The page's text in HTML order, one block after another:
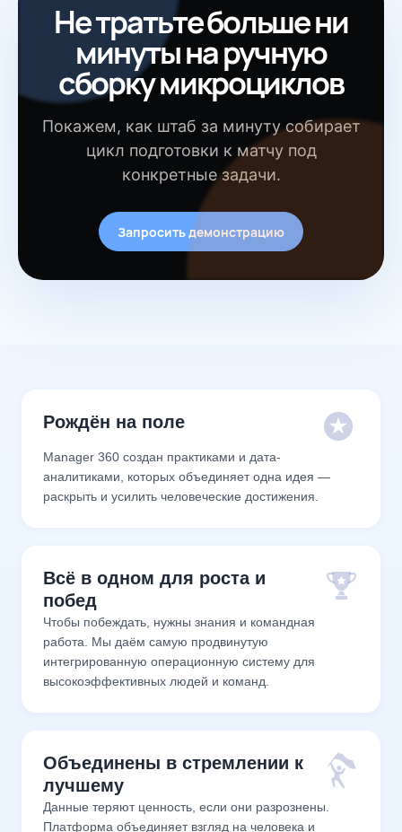
Не тратьте больше ни
минуты на ручную
сборку микроциклов
Покажем, как штаб за минуту собирает
цикл подготовки к матчу под
конкретные задачи.
Запросить демонстрацию
Рождён на поле
Manager 360 создан практиками и дата-
аналитиками, которых объединяет одна идея —
раскрыть и усилить человеческие достижения.
Всё в одном для роста и
побед
Чтобы побеждать, нужны знания и командная
работа. Мы даём самую продвинутую
интегрированную операционную систему для
высокоэффективных людей и команд.
Объединены в стремлении к
лучшему
Данные теряют ценность, если они разрознены.
Платформа объединяет взгляд на человека и